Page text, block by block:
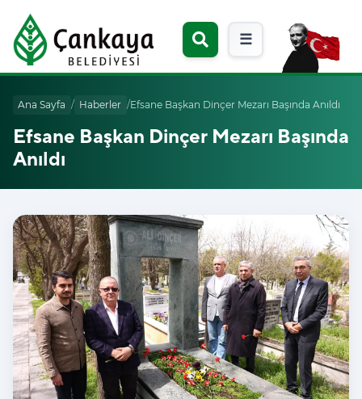
☰
Ana Sayfa / Haberler /Efsane Başkan Dinçer Mezarı Başında Anıldı
Efsane Başkan Dinçer Mezarı Başında
Anıldı